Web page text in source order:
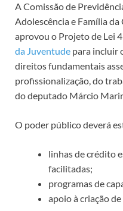
A Comissão de
Adolescência e Família
aprovou o Projeto de Lei
da Juventude para incluir
direitos fundamentais
profissionalização, do
do deputado Márcio
O poder público deverá
linhas de crédito
facilitadas;
programas de
apoio à criação